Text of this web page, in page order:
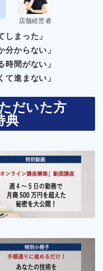
店舗経営者
しまった」
分からない」
時間がない」
て進まない」
だいた方
典